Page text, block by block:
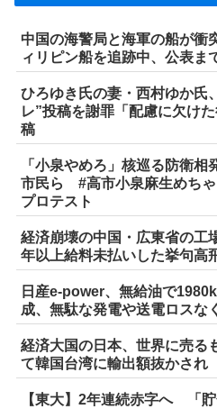
中国の海警局と海軍の船が
ィリピン船を追跡中、公表ま
ひろゆき氏の妻・西村ゆか氏
レ”投稿を謝罪「配慮に欠け
稿
「小泉やめろ」核巡る防衛
市民ら #高市小泉麻生めち
プロテスト
経済崩壊の中国・広東省の工
年以上給料未払いした挙句高
日産e-power、無給油で
成、無駄な発電や送電ロスな
経済大国の日本、世界に売る
て韓国台湾に輸出額抜かされ
【東大】2年連続赤字へ 「